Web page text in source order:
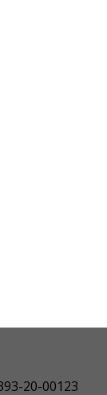
20-00123